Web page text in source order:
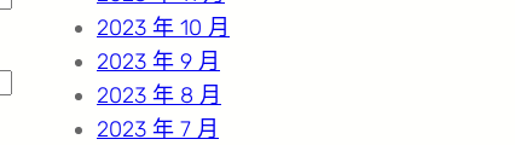
2023 年 10 月
2023 年 9 月
2023 年 8 月
2023 年 7 月